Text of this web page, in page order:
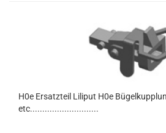
H0e Ersatzteil Liliput H0e
etc............................